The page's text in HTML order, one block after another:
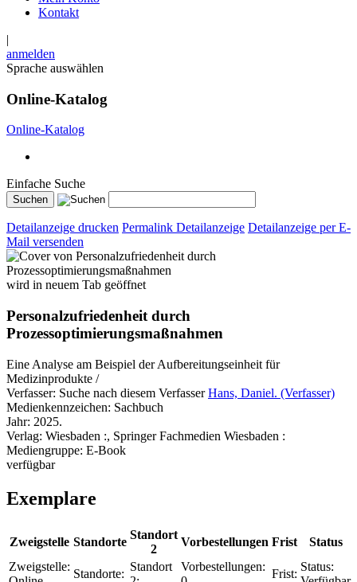
Kontakt
|
anmelden
Sprache auswählen
Online-Katalog
Online-Katalog
Einfache Suche
Detailanzeige drucken Permalink Detailanzeige Detailanzeige per E-
Mail versenden
wird in neuem Tab geöffnet
Personalzufriedenheit durch
Prozessoptimierungsmaßnahmen
Eine Analyse am Beispiel der Aufbereitungseinheit für
Medizinprodukte /
Verfasser: Suche nach diesem Verfasser Hans, Daniel. (Verfasser)
Medienkennzeichen: Sachbuch
Jahr: 2025.
Verlag: Wiesbaden :, Springer Fachmedien Wiesbaden :
Mediengruppe: E-Book
verfügbar
Exemplare
Zweigstelle Standorte
Standort
2
Vorbestellungen Frist
Status
Zweigstelle:
Standorte:
Standort
Vorbestellungen:
Frist:
Status: